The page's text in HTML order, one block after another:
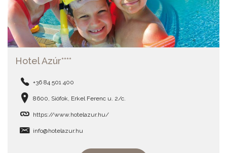
Hotel Azúr****
+36 84 501 400
8600, Siófok, Erkel Ferenc u. 2/c.
https://www.hotelazur.hu/
info@hotelazur.hu